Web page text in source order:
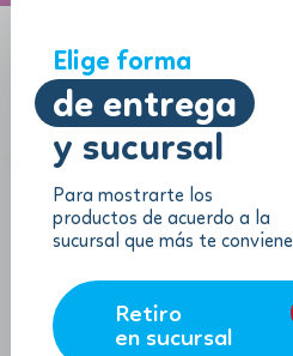
Elige forma
de entrega
y sucursal
Para mostrarte los
productos de acuerdo a la
sucursal que más te conviene
Retiro
en sucursal